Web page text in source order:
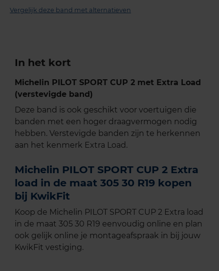
Vergelijk deze band met alternatieven
In het kort
Michelin PILOT SPORT CUP 2 met Extra Load
(verstevigde band)
Deze band is ook geschikt voor voertuigen die
banden met een hoger draagvermogen nodig
hebben. Verstevigde banden zijn te herkennen
aan het kenmerk Extra Load.
Michelin PILOT SPORT CUP 2 Extra
load in de maat 305 30 R19 kopen
bij KwikFit
Koop de Michelin PILOT SPORT CUP 2 Extra load
in de maat 305 30 R19 eenvoudig online en plan
ook gelijk online je montageafspraak in bij jouw
KwikFit vestiging.